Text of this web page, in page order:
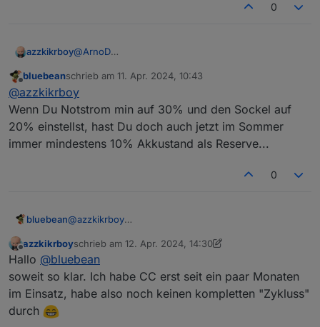
0
azzkikrboy@ArnoD
NICHT automatisch bis auf 0% runterzuregeln?
Ich hätte gerne immer etwas in den Batterien, auch
jetzt wenn der Sommer kommt.
Danke
Offline
bluebeanschrieb am 11. Apr. 2024, 10:43
zuletzt editiert von
@azzkikrboy
Wenn Du Notstrom min auf 30% und den Sockel auf
20% einstellst, hast Du doch auch jetzt im Sommer
immer mindestens 10% Akkustand als Reserve...
0
bluebean@azzkikrboy
20% einstellst, hast Du doch auch jetzt im Sommer
immer mindestens 10% Akkustand als Reserve...
Offline
azzkikrboyschrieb am 12. Apr. 2024, 14:30
zuletzt editiert von azzkikrboy4. Dez. 2024, 16:30
Hallo @bluebean
soweit so klar. Ich habe CC erst seit ein paar Monaten
im Einsatz, habe also noch keinen kompletten "Zykluss"
durch